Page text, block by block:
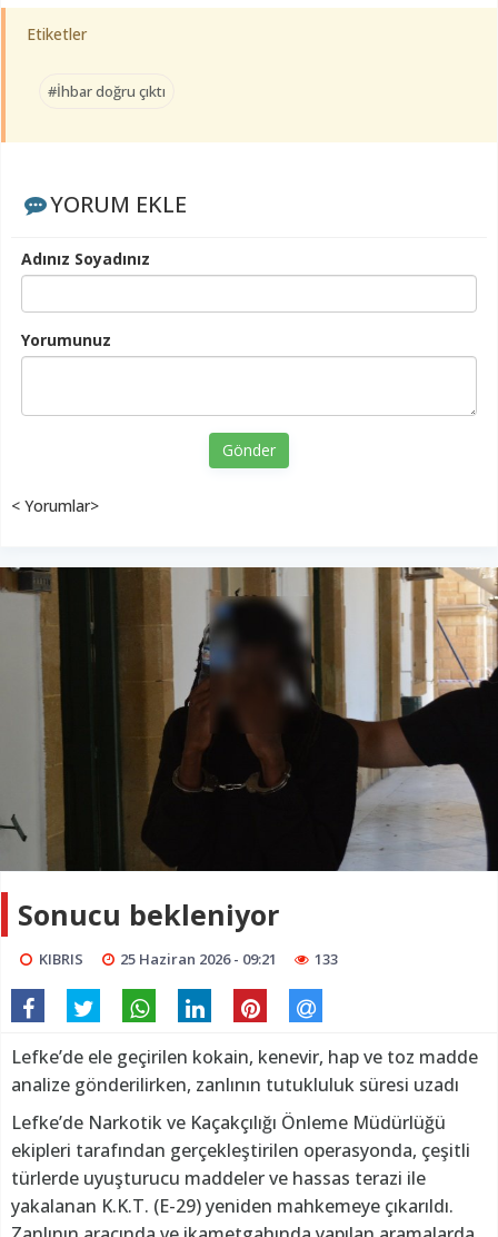
Etiketler
#İhbar doğru çıktı
YORUM EKLE
Adınız Soyadınız
Yorumunuz
Gönder
< Yorumlar>
Sonucu bekleniyor
KIBRIS 25 Haziran 2026 - 09:21 133
Lefke’de ele geçirilen kokain, kenevir, hap ve toz madde
analize gönderilirken, zanlının tutukluluk süresi uzadı
Lefke’de Narkotik ve Kaçakçılığı Önleme Müdürlüğü
ekipleri tarafından gerçekleştirilen operasyonda, çeşitli
türlerde uyuşturucu maddeler ve hassas terazi ile
yakalanan K.K.T. (E-29) yeniden mahkemeye çıkarıldı.